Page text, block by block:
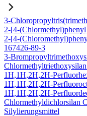
3-
2-[4-
2-[4-
167426-89-3
3-
1H,1H,2H,2H-
1H,1H,2H,2H-
1H,1H,2H,2H-
Chlormethyldichlorsilan
Silylierungsmittel